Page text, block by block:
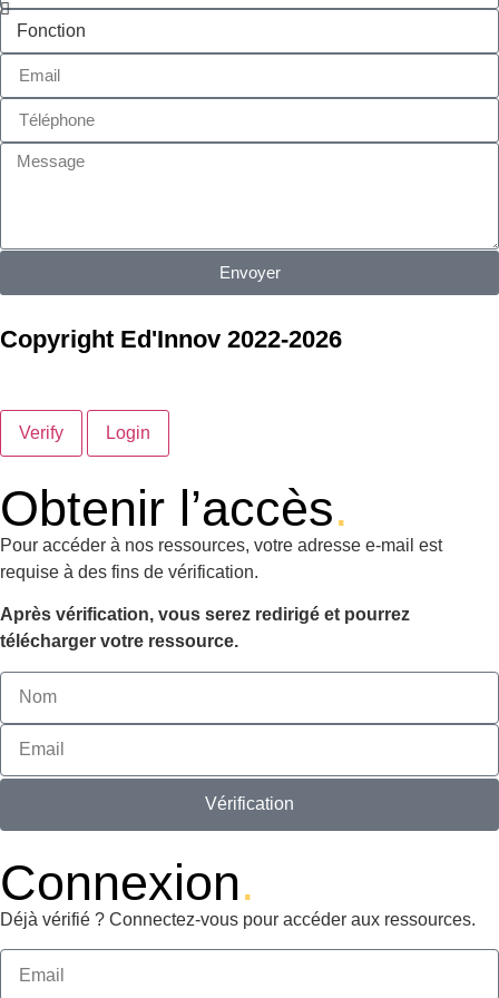
Envoyer
Copyright Ed'Innov 2022-2026
Verify Login
Obtenir l’accès.
Pour accéder à nos ressources, votre adresse e-mail est
requise à des fins de vérification.
Après vérification, vous serez redirigé et pourrez
télécharger votre ressource.
Vérification
Connexion.
Déjà vérifié ? Connectez-vous pour accéder aux ressources.